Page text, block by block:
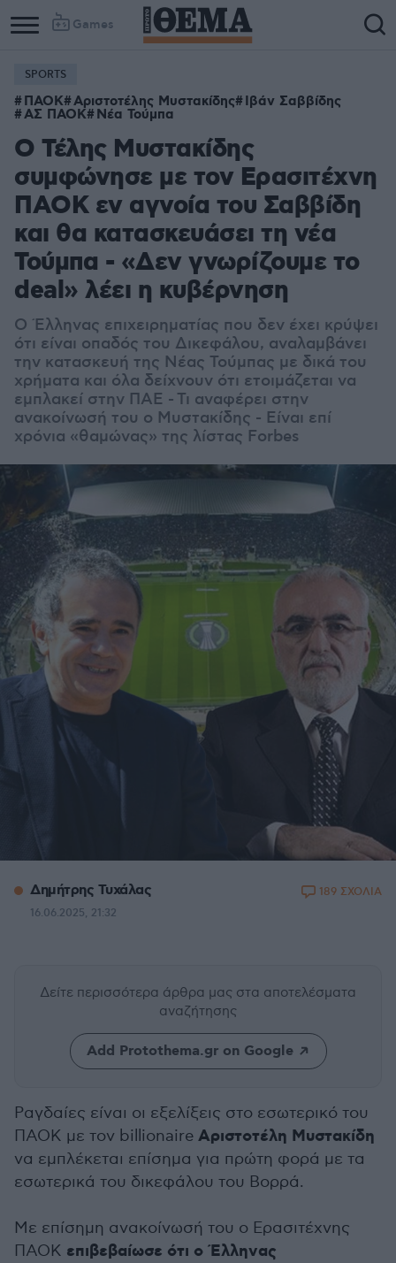
Games
Column
1
Column
2
SPORTS
ΠΑΟΚ Αριστοτέλης Μυστακίδης Ιβάν Σαββίδης
ΑΣ ΠΑΟΚ Νέα Τούμπα
Ο Τέλης Μυστακίδης
συμφώνησε με τον Ερασιτέχνη
ΠΑΟΚ εν αγνοία του Σαββίδη
και θα κατασκευάσει τη νέα
Τούμπα - «Δεν γνωρίζουμε το
deal» λέει η κυβέρνηση
Ο Έλληνας επιχειρηματίας που δεν έχει κρύψει
ότι είναι οπαδός του Δικεφάλου, αναλαμβάνει
την κατασκευή της Νέας Τούμπας με δικά του
χρήματα και όλα δείχνουν ότι ετοιμάζεται να
εμπλακεί στην ΠΑΕ - Τι αναφέρει στην
ανακοίνωσή του ο Μυστακίδης - Είναι επί
χρόνια «θαμώνας» της λίστας Forbes
Δημήτρης Τυχάλας
16.06.2025, 21:32
189 ΣΧΟΛΙΑ
Δείτε περισσότερα άρθρα μας στα αποτελέσματα
αναζήτησης
Add Protothema.gr on Google
Ραγδαίες είναι οι εξελίξεις στο εσωτερικό του
ΠΑΟΚ με τον billionaire Αριστοτέλη Μυστακίδη
να εμπλέκεται επίσημα για πρώτη φορά με τα
εσωτερικά του δικεφάλου του Βορρά.
Με επίσημη ανακοίνωσή του ο Ερασιτέχνης
ΠΑΟΚ επιβεβαίωσε ότι ο Έλληνας